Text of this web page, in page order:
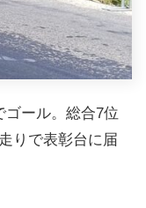
ゴール。総合7位
りで表彰台に届